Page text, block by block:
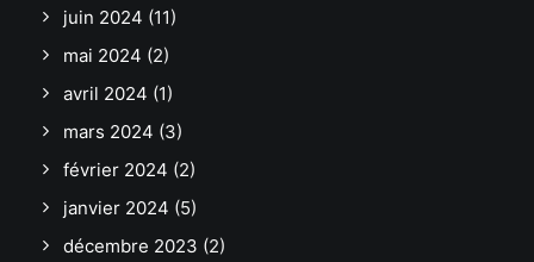
juin 2024 (11)
mai 2024 (2)
avril 2024 (1)
mars 2024 (3)
février 2024 (2)
janvier 2024 (5)
décembre 2023 (2)